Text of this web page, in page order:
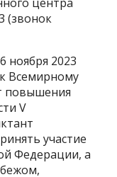
(звонок
ноября 2023
Всемирному
повышения
V
участие
Федерации, а